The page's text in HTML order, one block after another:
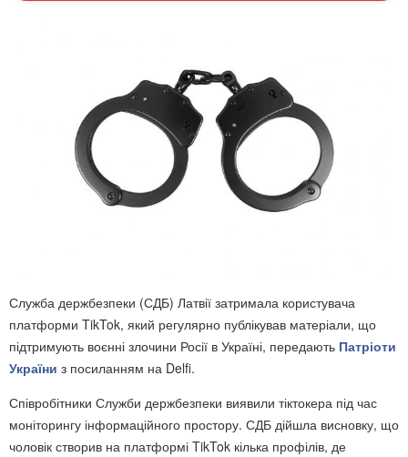
Служба держбезпеки (СДБ) Латвії затримала користувача
платформи TikTok, який регулярно публікував матеріали, що
підтримують воєнні злочини Росії в Україні, передають Патріоти
України з посиланням на Delfi.
Співробітники Служби держбезпеки виявили тіктокера під час
моніторингу інформаційного простору. СДБ дійшла висновку, що
чоловік створив на платформі TikTok кілька профілів, де